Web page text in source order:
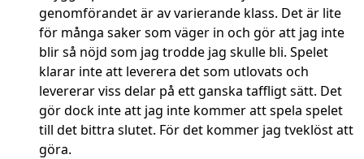
genomförandet är av varierande klass. Det är lite
för många saker som väger in och gör att jag inte
blir så nöjd som jag trodde jag skulle bli. Spelet
klarar inte att leverera det som utlovats och
levererar viss delar på ett ganska taffligt sätt. Det
gör dock inte att jag inte kommer att spela spelet
till det bittra slutet. För det kommer jag tveklöst att
göra.